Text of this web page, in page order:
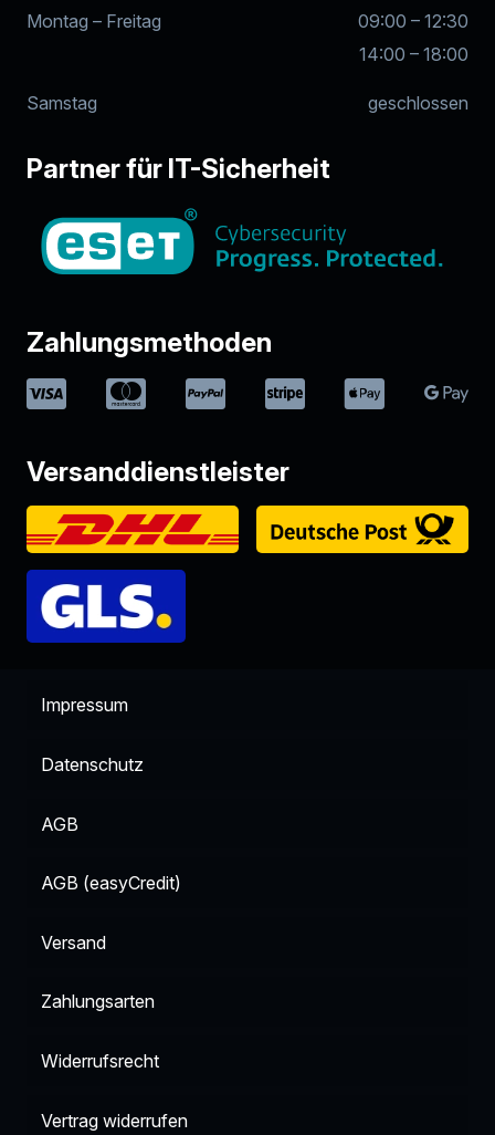
Montag – Freitag
09:00 – 12:30
14:00 – 18:00
Samstag geschlossen
Partner für IT-Sicherheit
Zahlungsmethoden
Versanddienstleister
Impressum
Datenschutz
AGB
AGB (easyCredit)
Versand
Zahlungsarten
Widerrufsrecht
Vertrag widerrufen